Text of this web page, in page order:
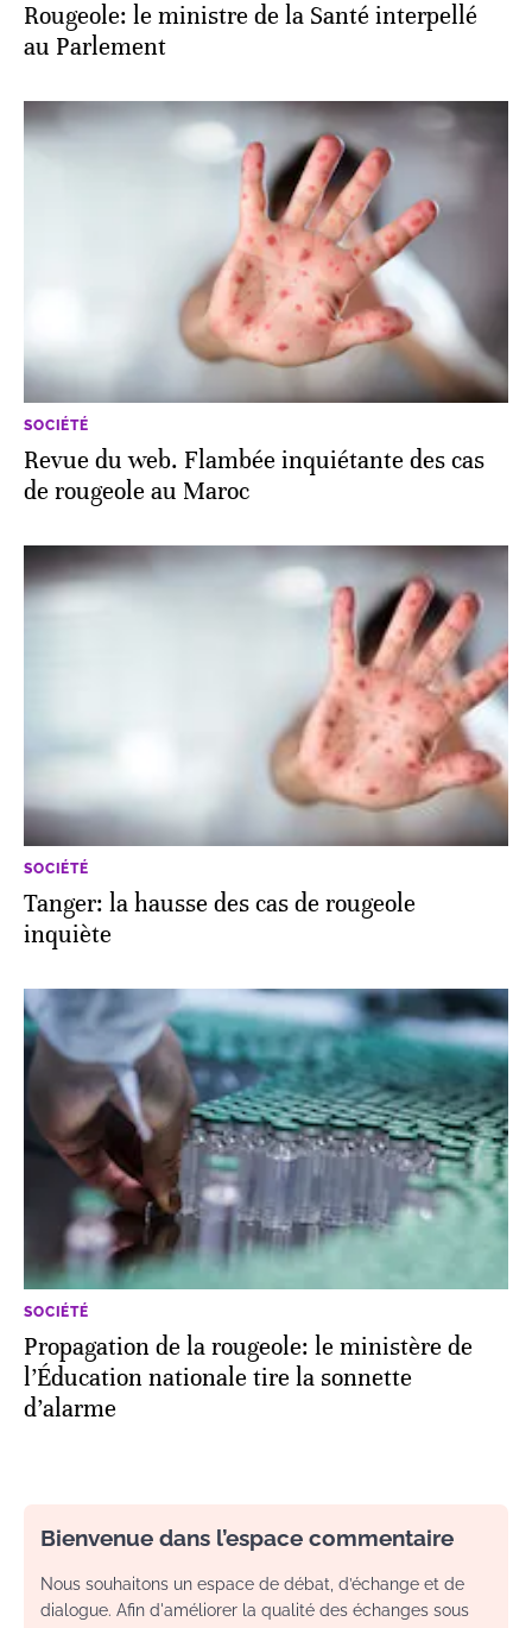
Rougeole: le ministre de la Santé interpellé
au Parlement
SOCIÉTÉ
Revue du web. Flambée inquiétante des cas
de rougeole au Maroc
SOCIÉTÉ
Tanger: la hausse des cas de rougeole
inquiète
SOCIÉTÉ
Propagation de la rougeole: le ministère de
l’Éducation nationale tire la sonnette
d’alarme
Bienvenue dans l’espace commentaire
Nous souhaitons un espace de débat, d’échange et de
dialogue. Afin d'améliorer la qualité des échanges sous